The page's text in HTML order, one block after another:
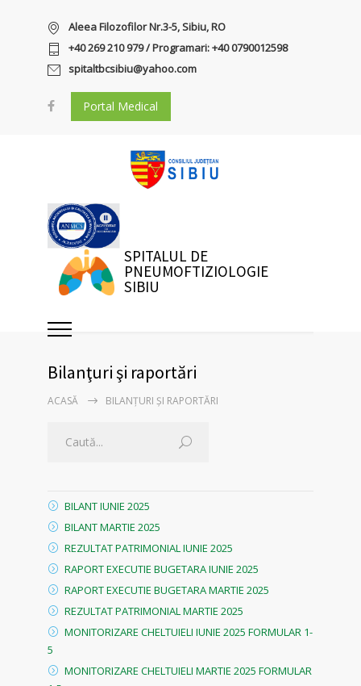
Aleea Filozofilor Nr.3-5, Sibiu, RO
+40 269 210 979 / Programari: +40 0790012598
spitaltbcsibiu@yahoo.com
Portal Medical
SPITALUL DE
PNEUMOFTIZIOLOGIE
SIBIU
Bilanţuri şi raportări
ACASĂ BILANŢURI ŞI RAPORTĂRI
BILANT IUNIE 2025
BILANT MARTIE 2025
REZULTAT PATRIMONIAL IUNIE 2025
RAPORT EXECUTIE BUGETARA IUNIE 2025
RAPORT EXECUTIE BUGETARA MARTIE 2025
REZULTAT PATRIMONIAL MARTIE 2025
MONITORIZARE CHELTUIELI IUNIE 2025 FORMULAR 1-
5
MONITORIZARE CHELTUIELI MARTIE 2025 FORMULAR